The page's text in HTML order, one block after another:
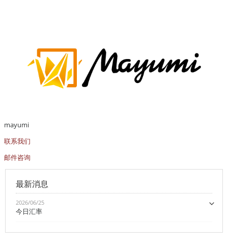
mayumi
联系我们
邮件咨询
最新消息
2026/06/25
今日汇率